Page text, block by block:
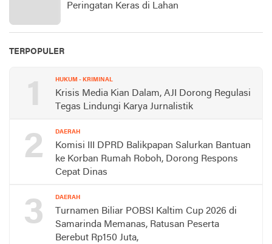
Peringatan Keras di Lahan
TERPOPULER
1 HUKUM - KRIMINAL
Krisis Media Kian Dalam, AJI Dorong Regulasi
Tegas Lindungi Karya Jurnalistik
2 DAERAH
Komisi III DPRD Balikpapan Salurkan Bantuan
ke Korban Rumah Roboh, Dorong Respons
Cepat Dinas
3 DAERAH
Turnamen Biliar POBSI Kaltim Cup 2026 di
Samarinda Memanas, Ratusan Peserta
Berebut Rp150 Juta,